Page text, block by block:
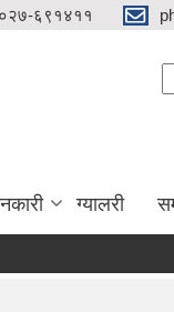
०२७-६९१४११
ग्यालरी